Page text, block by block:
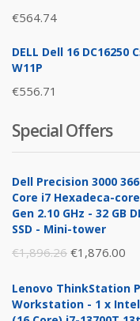
€564.74
DELL Dell 16 DC16250
W11P
€556.71
Special Offers
Dell Precision 3000
Core i7 Hexadeca-
Gen 2.10 GHz - 32 GB
SSD - Mini-tower
€1,896.26 Original
was:
€1,876.00
is:
Lenovo ThinkStation
Workstation - 1 x